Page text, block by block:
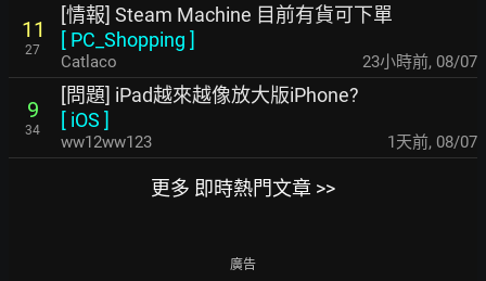
11
27
[情報] Steam Machine 目前有貨可下單
[ PC_Shopping ]
Catlaco 23小時前, 08/07
9
34
[問題] iPad越來越像放大版iPhone?
[ iOS ]
ww12ww123 1天前, 08/07
更多 即時熱門文章 >>
廣告